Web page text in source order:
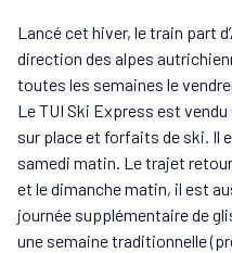
Lancé cet hiver, le train part
direction des alpes
toutes les semaines le
Le TUI Ski Express est
sur place et forfaits de ski. Il
samedi matin. Le trajet
et le dimanche matin, il est
journée supplémentaire de
une semaine traditionnelle